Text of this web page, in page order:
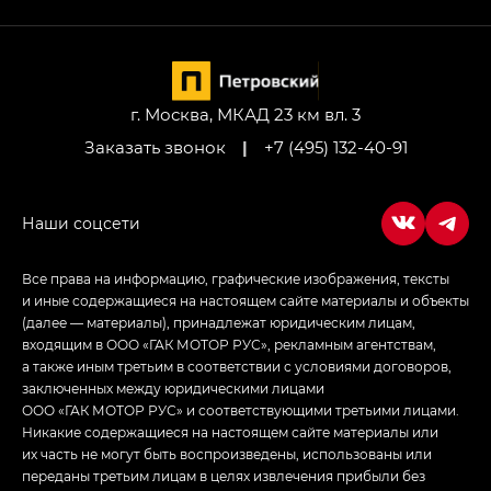
Джи Ти — GT, Джи Икс — GX,
Джи Икс ПРЕМИУМ — GX PREMIUM, ЛАУНЖ —
Empow — Эмпау (Empow) в комплектации
г. Москва, МКАД 23 км вл. 3
Заказать звонок
| +7 (495) 132-40-91
Все права на информацию, графические изображения, тексты
и иные содержащиеся на настоящем сайте материалы и объекты
(далее — материалы), принадлежат юридическим лицам,
входящим в ООО «ГАК МОТОР РУС», рекламным агентствам,
а также иным третьим в соответствии с условиями договоров,
заключенных между юридическими лицами
ООО «ГАК МОТОР РУС» и соответствующими третьими лицами.
Никакие содержащиеся на настоящем сайте материалы или
их часть не могут быть воспроизведены, использованы или
переданы третьим лицам в целях извлечения прибыли без